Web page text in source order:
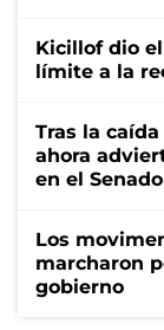
Kicillof dio
límite a la
Tras la
ahora
en el Senado
Los
marcharon
gobierno